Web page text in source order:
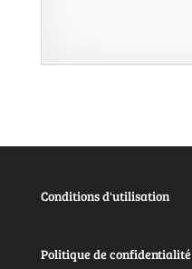
Conditions d'utilisation
Politique de confidentialité